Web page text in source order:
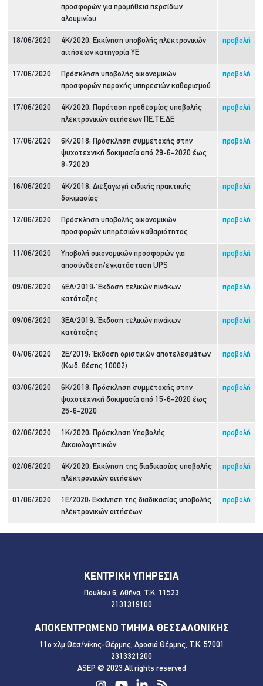
προσφορών για προμήθεια περσίδων
αλουμινίου
18/06/2020
4Κ/2020: Εκκίνηση υποβολής ηλεκτρονικών
αιτήσεων κατηγορία ΥΕ
προβολή
17/06/2020
Πρόσκληση υποβολής οικονομικών
προσφορών παροχής υπηρεσιών καθαρισμού
προβολή
17/06/2020
4Κ/2020: Παράταση προθεσμίας υποβολής
ηλεκτρονικών αιτήσεων ΠΕ,ΤΕ,ΔΕ
προβολή
17/06/2020
6Κ/2018: Πρόσκληση συμμετοχής στην
ψυχοτεχνική δοκιμασία από 29-6-2020 έως
8-72020
προβολή
16/06/2020
4Κ/2018: Διεξαγωγή ειδικής πρακτικής
δοκιμασίας
προβολή
12/06/2020
Πρόσκληση υποβολής οικονομικών
προσφορών υπηρεσιών καθαριότητας
προβολή
11/06/2020
Υποβολή οικονομικών προσφορών για
αποσύνδεση/εγκατάσταση UPS
προβολή
09/06/2020
4ΕΑ/2019: Έκδοση τελικών πινάκων
κατάταξης
προβολή
09/06/2020
3ΕΑ/2019: Έκδοση τελικών πινάκων
κατάταξης
προβολή
04/06/2020
2Ε/2019: Έκδοση οριστικών αποτελεσμάτων
(Κωδ. θέσης 10002)
προβολή
03/06/2020
6Κ/2018: Πρόσκληση συμμετοχής στην
ψυχοτεχνική δοκιμασία από 15-6-2020 έως
25-6-2020
προβολή
02/06/2020
1Κ/2020: Πρόσκληση Υποβολής
Δικαιολογητικών
προβολή
02/06/2020
4Κ/2020: Εκκίνηση της διαδικασίας υποβολής
ηλεκτρονικών αιτήσεων
προβολή
01/06/2020
1Ε/2020: Εκκίνηση της διαδικασίας υποβολής
ηλεκτρονικών αιτήσεων
προβολή
ΚΕΝΤΡΙΚΗ ΥΠΗΡΕΣΙΑ
Πουλίου 6, Αθήνα, Τ.Κ. 11523
2131319100
ΑΠΟΚΕΝΤΡΩΜΕΝΟ ΤΜΗΜΑ ΘΕΣΣΑΛΟΝΙΚΗΣ
11ο χλμ Θεσ/νίκης-Θέρμης, Δροσιά Θέρμης, Τ.Κ. 57001
2313321200
ASEP @ 2023 All rights reserved